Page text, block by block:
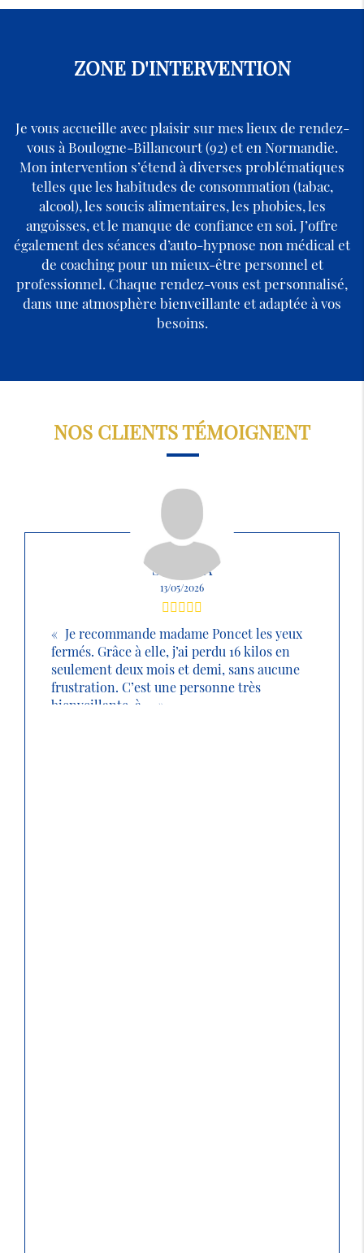
ZONE D'INTERVENTION
Je vous accueille avec plaisir sur mes lieux de rendez-
vous à Boulogne-Billancourt (92) et en Normandie.
Mon intervention s’étend à diverses problématiques
telles que les habitudes de consommation (tabac,
alcool), les soucis alimentaires, les phobies, les
angoisses, et le manque de confiance en soi. J’offre
également des séances d’auto-hypnose non médical et
de coaching pour un mieux-être personnel et
professionnel. Chaque rendez-vous est personnalisé,
dans une atmosphère bienveillante et adaptée à vos
besoins.
NOS CLIENTS TÉMOIGNENT
SABRINA
13/05/2026
Je recommande madame Poncet les yeux
fermés. Grâce à elle, j’ai perdu 16 kilos en
seulement deux mois et demi, sans aucune
frustration. C’est une personne très
bienveillante, à ...